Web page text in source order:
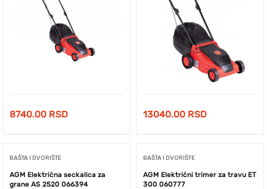
8740.00 RSD 13040.00 RSD
BAŠTA I DVORIŠTE
AGM Električna seckalica za
grane AS 2520 066394
BAŠTA I DVORIŠTE
AGM Električni trimer za travu ET
300 060777